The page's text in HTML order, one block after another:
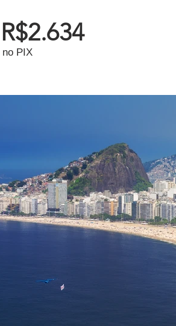
no PIX
R$2.634